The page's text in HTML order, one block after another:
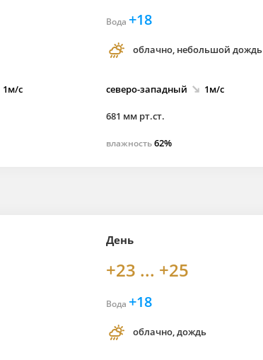
1м/с
Вода +18
облачно, небольшой дождь
северо-западный 1м/с
681 мм рт.ст.
влажность62%
День
+23 ... +25
Вода +18
облачно, дождь